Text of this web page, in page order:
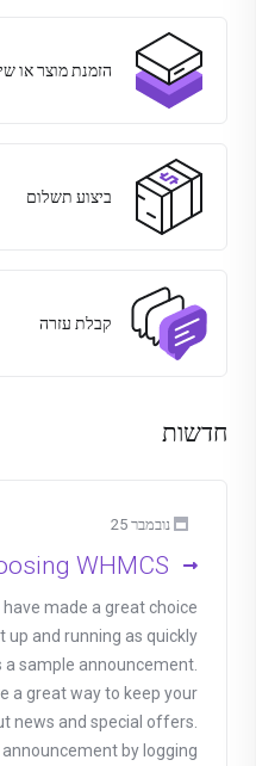
הזמנת מוצר או
ביצוע תשלום
קבלת עזרה
חדשות
נובמבר 25
WHMCS!
have made a great choice
up and running as quickly
a sample announcement.
a great way to keep your
news and special offers.
by logging